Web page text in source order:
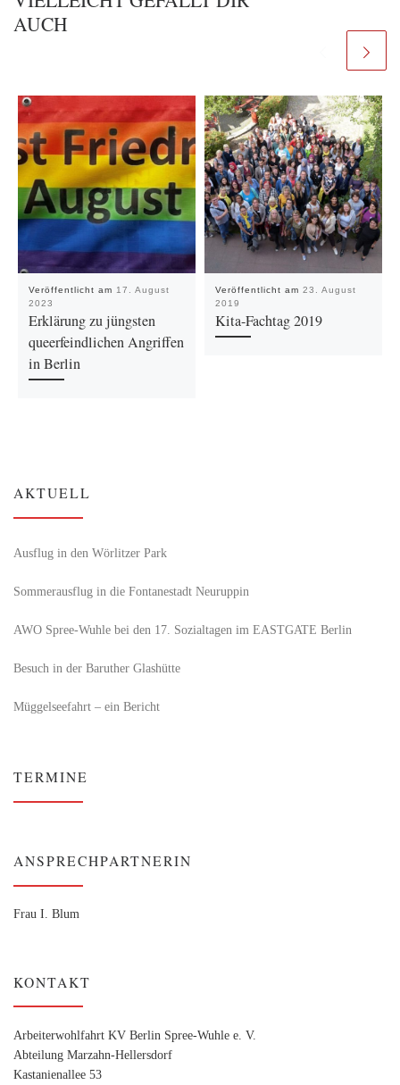
AUCH
Veröffentlicht am 17. August
2023
Erklärung zu jüngsten
queerfeindlichen Angriffen
in Berlin
Veröffentlicht am 23. August
2019
Kita-Fachtag 2019
AKTUELL
Ausflug in den Wörlitzer Park
Sommerausflug in die Fontanestadt Neuruppin
AWO Spree-Wuhle bei den 17. Sozialtagen im EASTGATE Berlin
Besuch in der Baruther Glashütte
Müggelseefahrt – ein Bericht
TERMINE
ANSPRECHPARTNERIN
Frau I. Blum
KONTAKT
Arbeiterwohlfahrt KV Berlin Spree-Wuhle e. V.
Abteilung Marzahn-Hellersdorf
Kastanienallee 53